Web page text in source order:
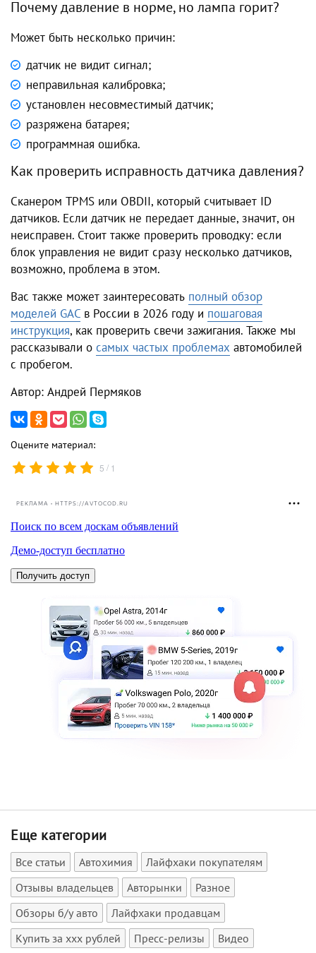
Почему давление в норме, но лампа горит?
Может быть несколько причин:
датчик не видит сигнал;
неправильная калибровка;
установлен несовместимый датчик;
разряжена батарея;
программная ошибка.
Как проверить исправность датчика давления?
Сканером TPMS или OBDII, который считывает ID
датчиков. Если датчик не передает данные, значит, он
неисправен. Стоит также проверить проводку: если
блок управления не видит сразу несколько датчиков,
возможно, проблема в этом.
Вас также может заинтересовать полный обзор
моделей GAC в России в 2026 году и пошаговая
инструкция, как проверить свечи зажигания. Также мы
рассказывали о самых частых проблемах автомобилей
с пробегом.
Автор: Андрей Пермяков
Оцените материал:
5 / 1
РЕКЛАМА • HTTPS://AVTOCOD.RU
Еще категории
Все статьи Автохимия
Лайфхаки покупателям
Отзывы владельцев
Авторынки
Разное
Обзоры б/у авто
Лайфхаки продавцам
Купить за xxx рублей
Пресс-релизы
Видео